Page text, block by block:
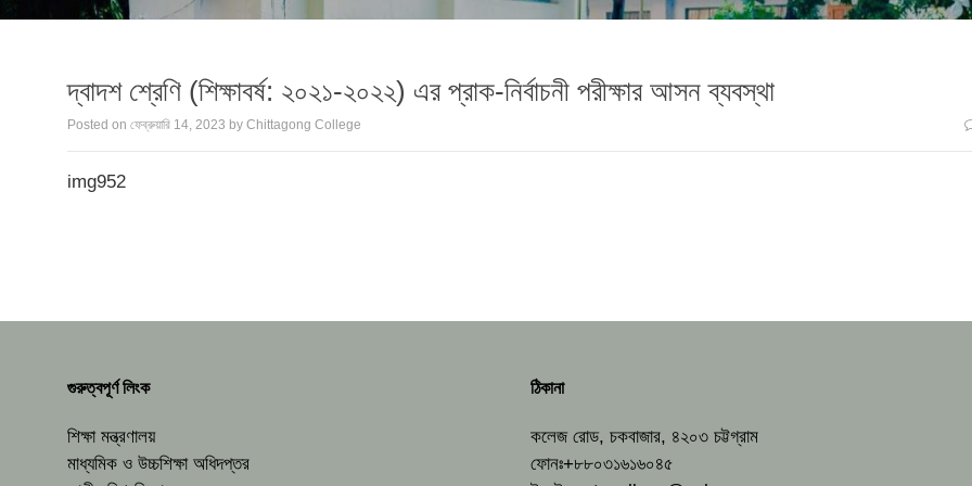
দ্বাদশ শ্রেণি (শিক্ষাবর্ষ: ২০২১-২০২২) এর প্রাক-নির্বাচনী পরীক্ষার আসন ব্যবস্থা
Posted on ফেব্রুয়ারি 14, 2023 by Chittagong College
img952
গুরুত্বপূর্ণ লিংক
শিক্ষা মন্ত্রণালয়
মাধ্যমিক ও উচ্চশিক্ষা অধিদপ্তর
ঠিকানা
কলেজ রোড, চকবাজার, ৪২০৩ চট্টগ্রাম
ফোনঃ+৮৮০৩১৬১৬০৪৫